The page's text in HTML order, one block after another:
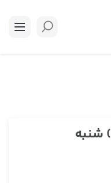
خارج اصول فقه (جلسه82) شنبه